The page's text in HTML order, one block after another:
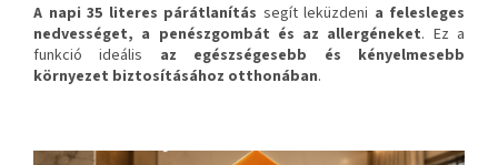
A napi 35 literes párátlanítás segít leküzdeni a felesleges
nedvességet, a penészgombát és az allergéneket. Ez a
funkció ideális az egészségesebb és kényelmesebb
környezet biztosításához otthonában.